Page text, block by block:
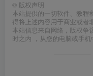
© 版权声明
本站提供的一切软件、教程
得将上述内容用于商业或者
本站信息来自网络，版权争
时之内 ，从您的电脑或手机